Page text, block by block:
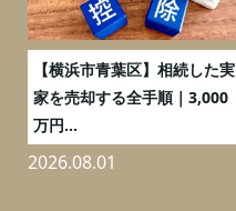
【横浜市青葉区】相続した実
家を売却する全手順｜3,000
万円...
2026.08.01